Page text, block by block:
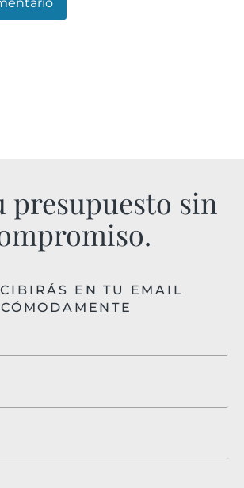
presupuesto sin
EN TU EMAIL
CÓMODAMENTE